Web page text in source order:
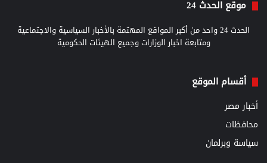
موقع الحدث 24
الحدث 24 واحد من أكبر المواقع المهتمة بالأخبار السياسية والاجتماعية
ومتابعة اخبار الوزارات وجميع الهيئات الحكومية
أقسام الموقع
أخبار مصر
محافظات
سياسة وبرلمان